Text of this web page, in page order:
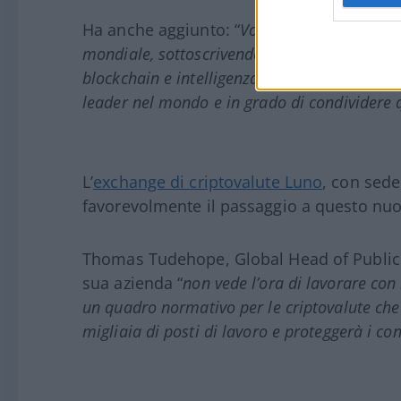
Ha anche aggiunto: “Vogliamo
mondiale, sottoscrivendo flussi di dati ma
blockchain e intelligenza artificiale,
leader nel mondo e in grado di condividere
L’exchange di criptovalute Luno, con
favorevolmente il passaggio a questo
Thomas Tudehope, Global Head of
sua azienda “non vede l’ora di lavorare
un quadro normativo per le criptovalute
migliaia di posti di lavoro e proteggerà i